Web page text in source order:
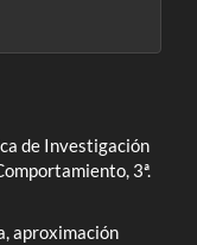
de Investigación
3ª.
aproximación